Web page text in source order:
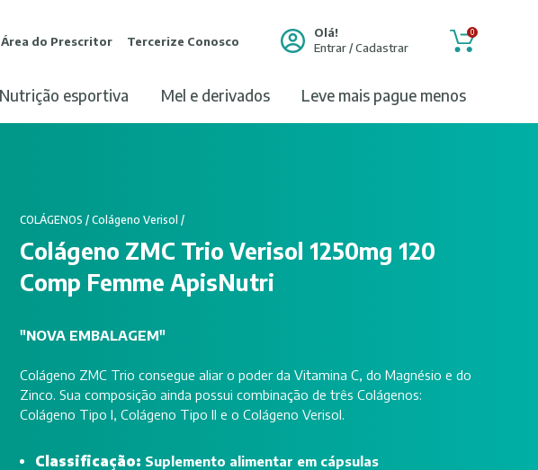
Área do Prescritor Tercerize Conosco
Olá!
Entrar / Cadastrar
0
nutrição esportiva mel e derivados leve mais pague menos
COLÁGENOS /Colágeno Verisol /
Colágeno ZMC Trio Verisol 1250mg 120
Comp Femme ApisNutri
"NOVA EMBALAGEM"
Colágeno ZMC Trio consegue aliar o poder da Vitamina C, do Magnésio e do
Zinco. Sua composição ainda possui combinação de três Colágenos:
Colágeno Tipo I, Colágeno Tipo II e o Colágeno Verisol.
Classificação: Suplemento alimentar em cápsulas